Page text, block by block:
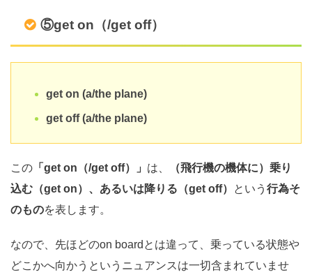
⑤get on（/get off）
get on (a/the plane)
get off (a/the plane)
この 「get on（/get off）」 は、
（飛行機の機体に）乗り
込む（get on）、あるいは降りる（get off）
という 行為そ
のものを表します。
なので、先ほどのon boardとは違って、乗っている状態や
どこかへ向かうというニュアンスは一切含まれていませ